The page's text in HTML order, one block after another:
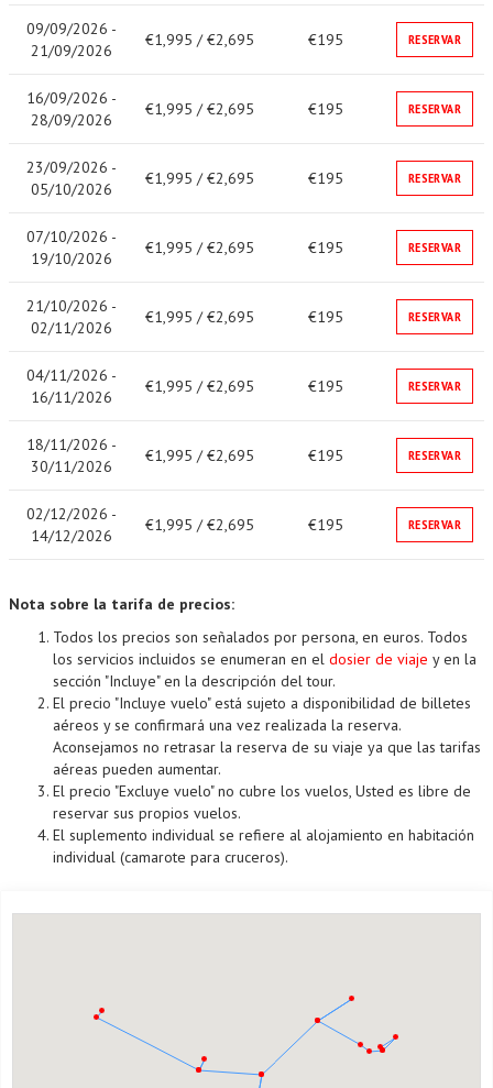
09/09/2026 -
21/09/2026
€1,995 / €2,695 €195 RESERVAR
16/09/2026 -
28/09/2026
€1,995 / €2,695 €195 RESERVAR
23/09/2026 -
05/10/2026
€1,995 / €2,695 €195 RESERVAR
07/10/2026 -
19/10/2026
€1,995 / €2,695 €195 RESERVAR
21/10/2026 -
02/11/2026
€1,995 / €2,695 €195 RESERVAR
04/11/2026 -
16/11/2026
€1,995 / €2,695 €195 RESERVAR
18/11/2026 -
30/11/2026
€1,995 / €2,695 €195 RESERVAR
02/12/2026 -
14/12/2026
€1,995 / €2,695 €195 RESERVAR
Nota sobre la tarifa de precios:
Todos los precios son señalados por persona, en euros. Todos
los servicios incluidos se enumeran en el dosier de viaje y en la
sección "Incluye" en la descripción del tour.
El precio "Incluye vuelo" está sujeto a disponibilidad de billetes
aéreos y se confirmará una vez realizada la reserva.
Aconsejamos no retrasar la reserva de su viaje ya que las tarifas
aéreas pueden aumentar.
El precio "Excluye vuelo" no cubre los vuelos, Usted es libre de
reservar sus propios vuelos.
El suplemento individual se refiere al alojamiento en habitación
individual (camarote para cruceros).